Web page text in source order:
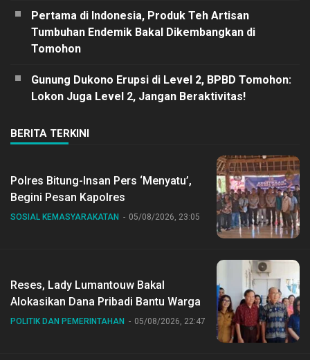
Pertama di Indonesia, Produk Teh Artisan
Tumbuhan Endemik Bakal Dikembangkan di
Tomohon
Gunung Dukono Erupsi di Level 2, BPBD Tomohon:
Lokon Juga Level 2, Jangan Beraktivitas!
BERITA TERKINI
Polres Bitung-Insan Pers ‘Menyatu’,
Begini Pesan Kapolres
SOSIAL KEMASYARAKATAN 05/08/2026, 23:05
Reses, Lady Lumantouw Bakal
Alokasikan Dana Pribadi Bantu Warga
POLITIK DAN PEMERINTAHAN 05/08/2026, 22:47